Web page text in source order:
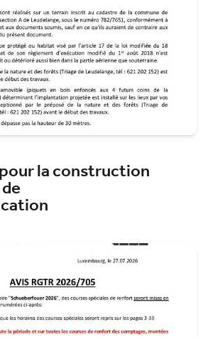
la construction